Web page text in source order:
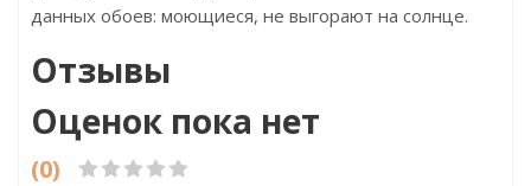
данных обоев: моющиеся, не выгорают на солнце.
Отзывы
Оценок пока нет
(0)